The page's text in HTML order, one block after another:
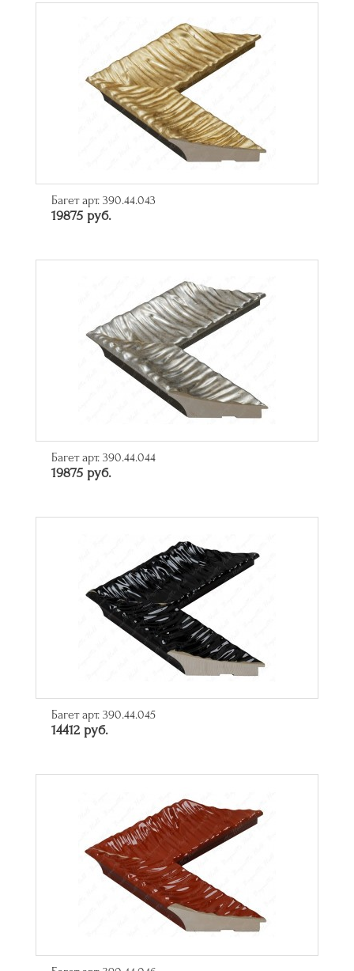
Багет арт. 390.44.043
19875 руб.
Багет арт. 390.44.044
19875 руб.
Багет арт. 390.44.045
14412 руб.